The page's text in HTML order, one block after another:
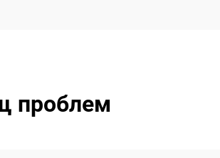
проблем